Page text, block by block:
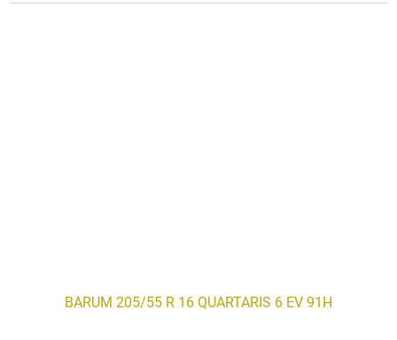
BARUM 205/55 R 16 QUARTARIS 6 EV 91H